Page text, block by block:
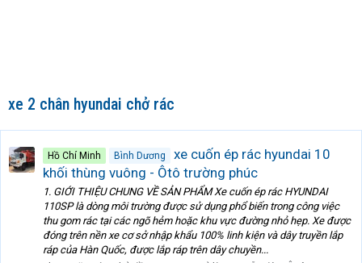
xe 2 chân hyundai chở rác
Hồ Chí Minh Bình Dương
xe cuốn ép rác hyundai 10
khối thùng vuông - Ôtô trường phúc
1. GIỚI THIỆU CHUNG VỀ SẢN PHẨM Xe cuốn ép rác HYUNDAI
110SP là dòng môi trường được sử dụng phổ biến trong công việc
thu gom rác tại các ngõ hẻm hoặc khu vực đường nhỏ hẹp. Xe được
đóng trên nền xe cơ sở nhập khẩu 100% linh kiện và dây truyền lắp
ráp của Hàn Quốc, được lắp ráp trên dây chuyền...